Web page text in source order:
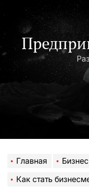
содержимому
Главная
Как стать бизнесменом: 5 принципов и 8 шагов к